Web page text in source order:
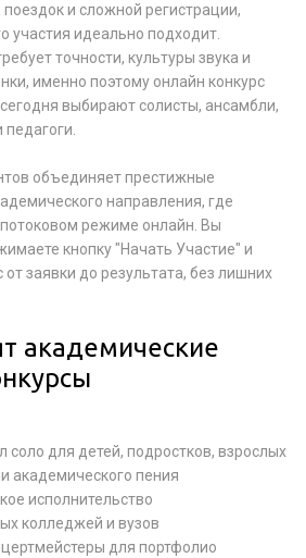
поездок и сложной регистрации,
участия идеально подходит.
точности, культуры звука и
именно поэтому онлайн конкурс
выбирают солисты, ансамбли,
объединяет престижные
направления, где
режиме онлайн. Вы
кнопку "Начать Участие" и
заявки до результата, без лишних
академические
соло для детей, подростков, взрослых
академического пения
исполнительство
колледжей и вузов
для портфолио